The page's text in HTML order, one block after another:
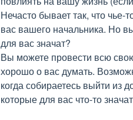
Нечасто бывает так, что
вас вашего начальника. Но
для вас значат?
Вы можете провести всю
хорошо о вас думать.
когда собираетесь выйти из
которые для вас что-то